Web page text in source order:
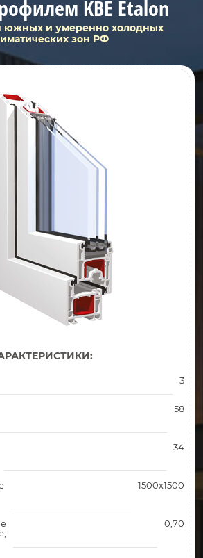
KBE Etalon
южных и умеренно холодных
зон РФ
3
58
34
1500х1500
0,70